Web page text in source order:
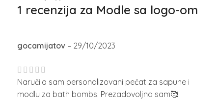
1 recenzija za Modle sa logo-om
gocamijatov – 29/10/2023
Naručila sam personalizovani pečat za sapune i
modlu za bath bombs. Prezadovoljna sam🥰